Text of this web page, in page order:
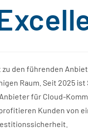
zu den führenden
Raum. Seit 2025 ist
für Cloud-
Kunden von